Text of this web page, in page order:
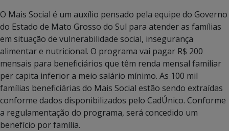
O Mais Social é um auxílio pensado pela equipe do Governo
do Estado de Mato Grosso do Sul para atender as famílias
em situação de vulnerabilidade social, insegurança
alimentar e nutricional. O programa vai pagar R$ 200
mensais para beneficiários que têm renda mensal familiar
per capita inferior a meio salário mínimo. As 100 mil
famílias beneficiárias do Mais Social estão sendo extraídas
conforme dados disponibilizados pelo CadÚnico. Conforme
a regulamentação do programa, será concedido um
benefício por família.